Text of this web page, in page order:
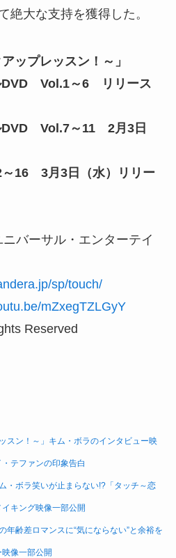
絶大な支持を獲得した。
ップレッスン！～」
DVD Vol.1～6 リリース
DVD Vol.7～11 2月3日
16 3月3日（水）リリー
バーサル・エンターテイ
sp/touch/
mZxegTZLGyY
Reserved
スン！～」キム・ボラのインタビュー映
テファンの印象告白
・ボラ笑いが止まらない!?「タッチ～恋
キング映像一部公開
年齢差ロマンスに“気にならない”と余裕を
像一部公開